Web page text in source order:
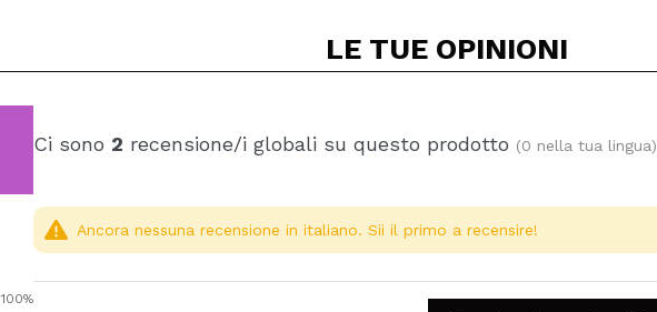
LE TUE OPINIONI
100%
Ci sono 2 recensione/i globali su questo prodotto (0 nella tua lingua)
Ancora nessuna recensione in italiano. Sii il primo a recensire!